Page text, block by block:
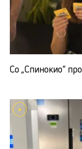
Со „Спинокио“